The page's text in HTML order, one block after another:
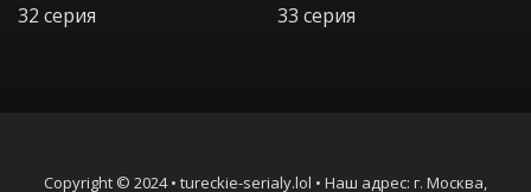
32 серия 33 серия
Copyright © 2024 • tureckie-serialy.lol • Наш адрес: г. Москва,